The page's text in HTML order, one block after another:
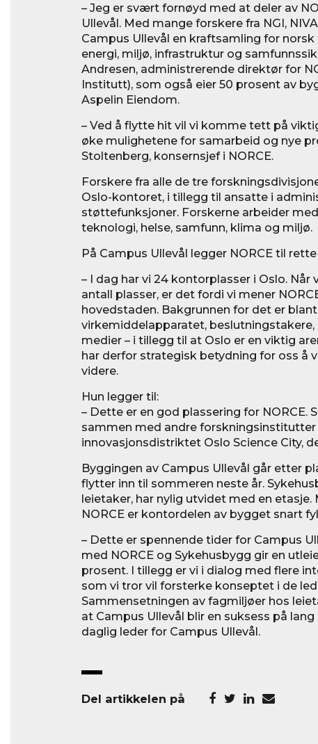
– Jeg er svært fornøyd med at deler av
Ullevål. Med mange forskere fra NGI,
Campus Ullevål en kraftsamling for
energi, miljø, infrastruktur og
Andresen, administrerende direktør for
Institutt), som også eier 50 prosent av
Aspelin Eiendom.
– Ved å flytte hit vil vi komme tett på
øke mulighetene for samarbeid og nye
Stoltenberg, konsernsjef i NORCE.
Forskere fra alle de tre
Oslo-kontoret, i tillegg til ansatte i
støttefunksjoner. Forskerne arbeider
teknologi, helse, samfunn, klima og miljø.
På Campus Ullevål legger NORCE til
– I dag har vi 24 kontorplasser i Oslo. Når
antall plasser, er det fordi vi mener
hovedstaden. Bakgrunnen for det er
virkemiddelapparatet,
medier – i tillegg til at Oslo er en viktig
har derfor strategisk betydning for oss å
videre.
Hun legger til:
– Dette er en god plassering for NORCE.
sammen med andre forskningsinstitutter
innovasjonsdistriktet Oslo Science City,
Byggingen av Campus Ullevål går etter
flytter inn til sommeren neste år.
leietaker, har nylig utvidet med en etasje.
NORCE er kontordelen av bygget snart
– Dette er spennende tider for Campus
med NORCE og Sykehusbygg gir en
prosent. I tillegg er vi i dialog med flere
som vi tror vil forsterke konseptet i de
Sammensetningen av fagmiljøer hos
at Campus Ullevål blir en suksess på
daglig leder for Campus Ullevål.
Del artikkelen på